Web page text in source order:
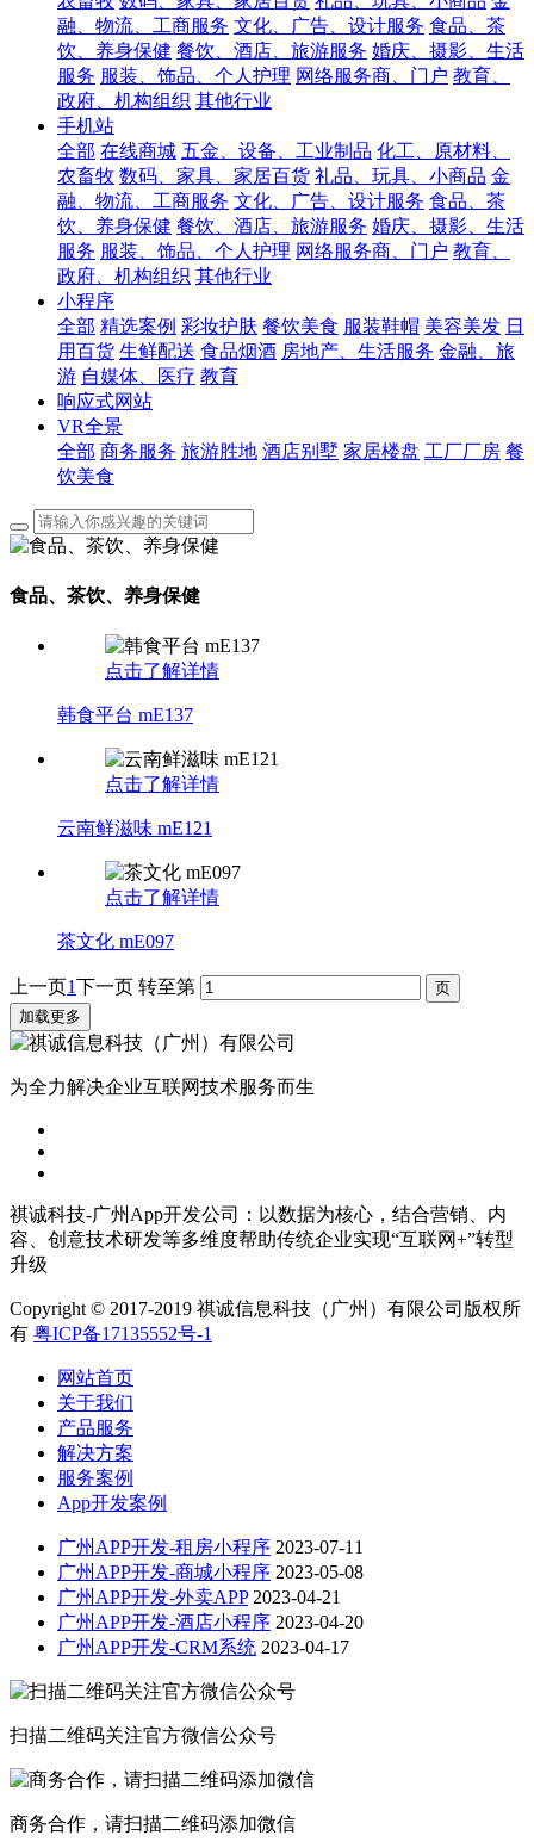
融、物流、工商服务 文化、广告、设计服务 食品、茶
饮、养身保健 餐饮、酒店、旅游服务 婚庆、摄影、生活
服务 服装、饰品、个人护理 网络服务商、门户 教育、
政府、机构组织 其他行业
手机站
全部 在线商城 五金、设备、工业制品 化工、原材料、
农畜牧 数码、家具、家居百货 礼品、玩具、小商品 金
融、物流、工商服务 文化、广告、设计服务 食品、茶
饮、养身保健 餐饮、酒店、旅游服务 婚庆、摄影、生活
服务 服装、饰品、个人护理 网络服务商、门户 教育、
政府、机构组织 其他行业
小程序
全部 精选案例 彩妆护肤 餐饮美食 服装鞋帽 美容美发 日
用百货 生鲜配送 食品烟酒 房地产、生活服务 金融、旅
游 自媒体、医疗 教育
响应式网站
VR全景
全部 商务服务 旅游胜地 酒店别墅 家居楼盘 工厂厂房 餐
饮美食
食品、茶饮、养身保健
点击了解详情
韩食平台 mE137
点击了解详情
云南鲜滋味 mE121
点击了解详情
茶文化 mE097
上一页1下一页 转至第
加载更多
为全力解决企业互联网技术服务而生
祺诚科技-广州App开发公司：以数据为核心，结合营销、内
容、创意技术研发等多维度帮助传统企业实现“互联网+”转型
升级
Copyright © 2017-2019 祺诚信息科技（广州）有限公司版权所
有 粤ICP备17135552号-1
网站首页
关于我们
产品服务
解决方案
服务案例
App开发案例
广州APP开发-租房小程序 2023-07-11
广州APP开发-商城小程序 2023-05-08
广州APP开发-外卖APP 2023-04-21
广州APP开发-酒店小程序 2023-04-20
广州APP开发-CRM系统 2023-04-17
扫描二维码关注官方微信公众号
商务合作，请扫描二维码添加微信